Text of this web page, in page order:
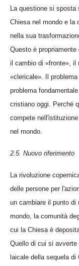
La questione si sposta
Chiesa nel mondo e la
nella sua
Questo è
il cambio di «fronte», il
«clericale». Il
problema
cristiano oggi. Perché
compete
nel mondo.
2.5. Nuovo riferimento
La rivoluzione
delle persone per
un cambiare il punto
mondo, la comunità
cui la Chiesa è
Quello di cui si avverte
laicale della sequela di